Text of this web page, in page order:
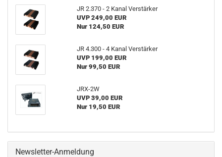
JR 2.370 - 2 Kanal Verstärker
UVP 249,00 EUR
Nur 124,50 EUR
JR 4.300 - 4 Kanal Verstärker
UVP 199,00 EUR
Nur 99,50 EUR
JRX-2W
UVP 39,00 EUR
Nur 19,50 EUR
Newsletter-Anmeldung